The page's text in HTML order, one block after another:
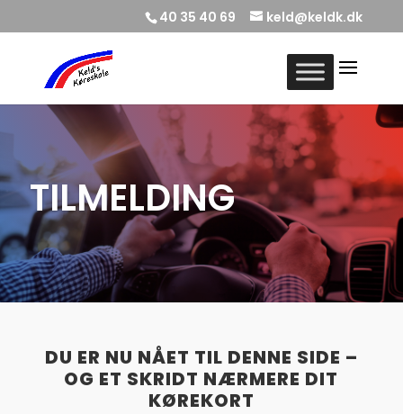
40 35 40 69 keld@keldk.dk
TILMELDING
DU ER NU NÅET TIL DENNE SIDE –
OG ET SKRIDT NÆRMERE DIT
KØREKORT